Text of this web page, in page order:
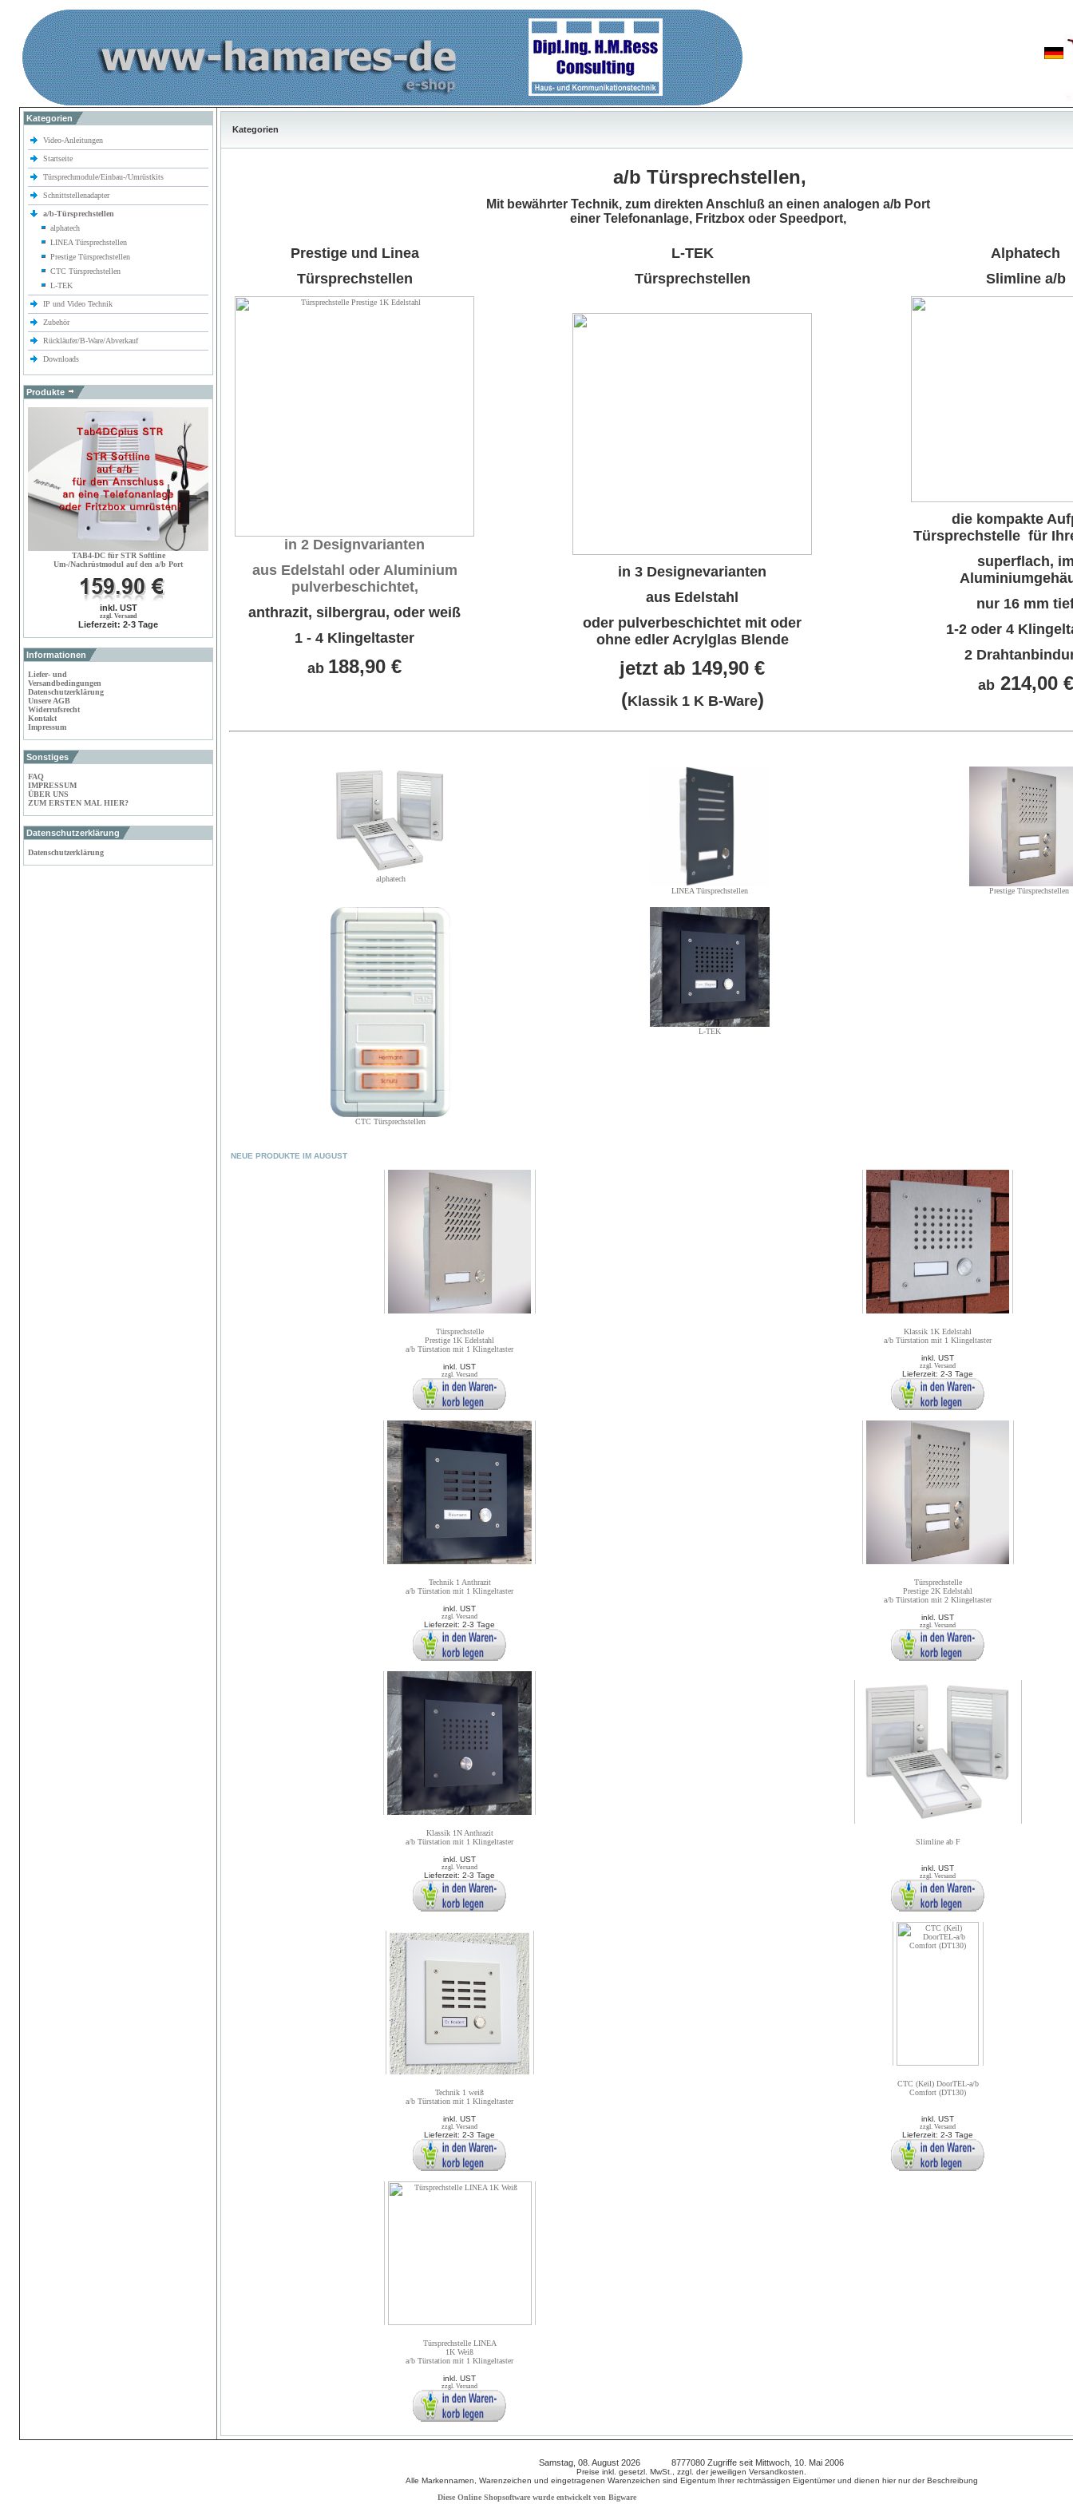
Kategorien
Video-Anleitungen
Startseite
Türsprechmodule/Einbau-/Umrüstkits
Schnittstellenadapter
a/b-Türsprechstellen
alphatech
LINEA Türsprechstellen
Prestige Türsprechstellen
CTC Türsprechstellen
L-TEK
IP und Video Technik
Zubehör
Rückläufer/B-Ware/Abverkauf
Downloads
Produkte
TAB4-DC für STR Softline
Um-/Nachrüstmodul auf den a/b Port
inkl. UST
zzgl. Versand
Lieferzeit: 2-3 Tage
Informationen
Liefer- und
Versandbedingungen
Datenschutzerklärung
Unsere AGB
Widerrufsrecht
Kontakt
Impressum
Sonstiges
FAQ
IMPRESSUM
ÜBER UNS
ZUM ERSTEN MAL HIER?
Datenschutzerklärung
Datenschutzerklärung
Kategorien
a/b Türsprechstellen,
Mit bewährter Technik, zum direkten Anschluß an einen analogen a/b Port
einer Telefonanlage, Fritzbox oder Speedport,
Prestige und Linea
Türsprechstellen
in 2 Designvarianten
aus Edelstahl oder Aluminium
pulverbeschichtet,
anthrazit, silbergrau, oder weiß
1 - 4 Klingeltaster
ab 188,90 €
L-TEK
Türsprechstellen
in 3 Designevarianten
aus Edelstahl
oder pulverbeschichtet mit oder
ohne edler Acrylglas Blende
jetzt ab 149,90 €
(Klassik 1 K B-Ware)
Alphatech
Slimline a/b
die kompakte
Türsprechstelle für
superflach,
nur 16 mm
1-2 oder 4
2
ab214,00 €
alphatech
LINEA Türsprechstellen
Prestige Türsprechstellen
CTC Türsprechstellen
L-TEK
NEUE PRODUKTE IM AUGUST
Türsprechstelle
Prestige 1K Edelstahl
a/b Türstation mit 1 Klingeltaster
inkl. UST
zzgl. Versand
Klassik 1K Edelstahl
a/b Türstation mit 1 Klingeltaster
inkl. UST
zzgl. Versand
Lieferzeit: 2-3 Tage
Technik 1 Anthrazit
a/b Türstation mit 1 Klingeltaster
inkl. UST
zzgl. Versand
Lieferzeit: 2-3 Tage
Türsprechstelle
Prestige 2K Edelstahl
a/b Türstation mit 2 Klingeltaster
inkl. UST
zzgl. Versand
Klassik 1N Anthrazit
a/b Türstation mit 1 Klingeltaster
inkl. UST
zzgl. Versand
Lieferzeit: 2-3 Tage
Slimline ab F
inkl. UST
zzgl. Versand
Technik 1 weiß
a/b Türstation mit 1 Klingeltaster
inkl. UST
zzgl. Versand
Lieferzeit: 2-3 Tage
CTC (Keil) DoorTEL-a/b
Comfort (DT130)
inkl. UST
zzgl. Versand
Lieferzeit: 2-3 Tage
Türsprechstelle LINEA
1K Weiß
a/b Türstation mit 1 Klingeltaster
inkl. UST
zzgl. Versand
Samstag, 08. August 2026 8777080 Zugriffe seit Mittwoch, 10. Mai 2006
Preise inkl. gesetzl. MwSt., zzgl. der jeweiligen Versandkosten.
Alle Markennamen, Warenzeichen und eingetragenen Warenzeichen sind Eigentum Ihrer rechtmässigen Eigentümer und dienen hier nur der Beschreibung
Diese Online Shopsoftware wurde entwickelt von Bigware